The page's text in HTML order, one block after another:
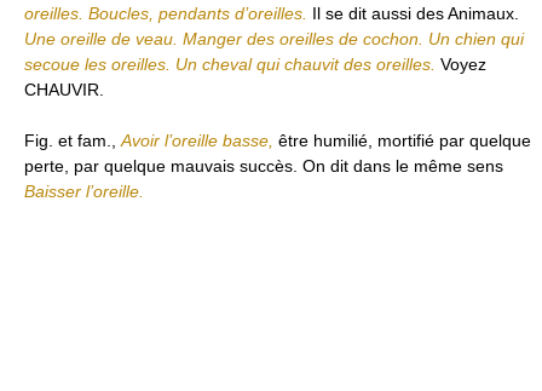
oreilles. Boucles, pendants d’oreilles. Il se dit aussi des Animaux.
Une oreille de veau. Manger des oreilles de cochon. Un chien qui
secoue les oreilles. Un cheval qui chauvit des oreilles. Voyez
CHAUVIR
Fig. et fam., Avoir l’oreille basse, être humilié, mortifié par quelque
perte, par quelque mauvais succès. On dit dans le même sens
Baisser l’oreille.